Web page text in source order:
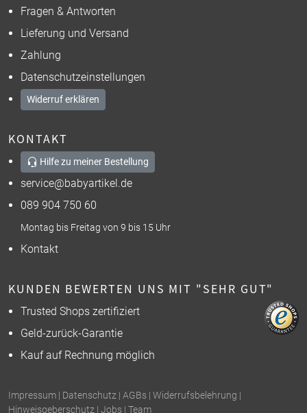
Fragen & Antworten
Lieferung und Versand
Zahlung
Datenschutzeinstellungen
Widerruf erklären
KONTAKT
Hilfe zu meiner Bestellung
service@babyartikel.de
089 904 750 60
Montag bis Freitag von 9 bis 15 Uhr
Kontakt
KUNDEN BEWERTEN UNS MIT "SEHR GUT"
Trusted Shops zertifiziert
Geld-zurück-Garantie
Kauf auf Rechnung möglich
Impressum | Datenschutz | AGBs | Widerrufsbelehrung |
Hinweisgeberschutz | Jobs | Team